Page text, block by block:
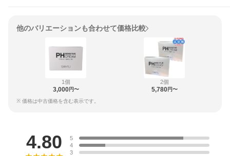
他のバリエーションも合わせて価格比較
1個
3,000円〜
2個
5,780円〜
※ 価格は中古価格を含む表示です。
4.80
5
4
3